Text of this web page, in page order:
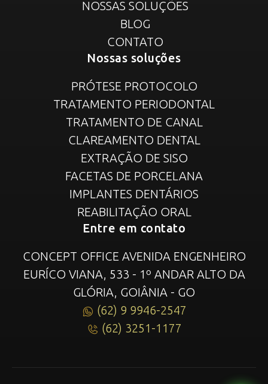
NOSSAS SOLUÇÕES
BLOG
CONTATO
Nossas soluções
PRÓTESE PROTOCOLO
TRATAMENTO PERIODONTAL
TRATAMENTO DE CANAL
CLAREAMENTO DENTAL
EXTRAÇÃO DE SISO
FACETAS DE PORCELANA
IMPLANTES DENTÁRIOS
REABILITAÇÃO ORAL
Entre em contato
CONCEPT OFFICE AVENIDA ENGENHEIRO
EURÍCO VIANA, 533 - 1º ANDAR ALTO DA
GLÓRIA, GOIÂNIA - GO
(62) 9 9946-2547
(62) 3251-1177